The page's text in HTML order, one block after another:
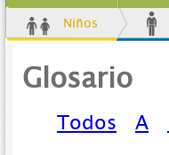
Niños
Glosario
Todos A